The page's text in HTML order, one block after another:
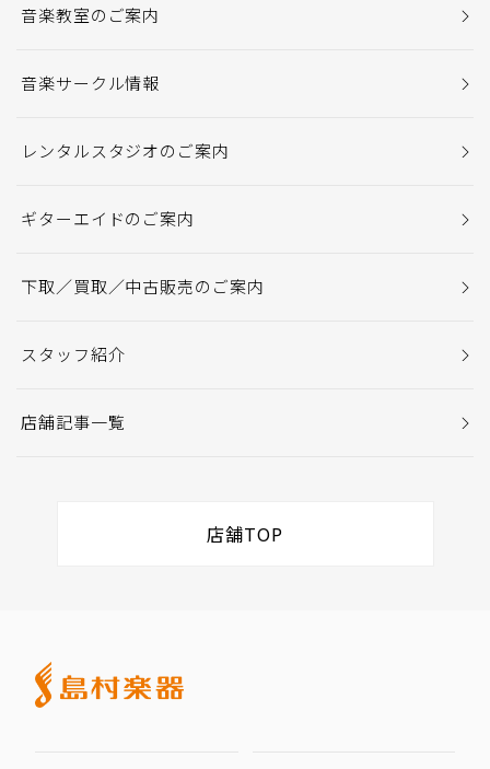
音楽教室のご案内
音楽サークル情報
レンタルスタジオのご案内
ギターエイドのご案内
下取／買取／中古販売のご案内
スタッフ紹介
店舗記事一覧
店舗TOP